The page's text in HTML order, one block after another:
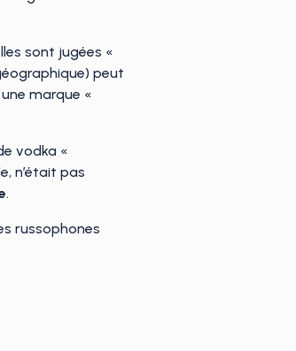
sont jugées «
peut
marque «
vodka «
n’était pas
.
russophones